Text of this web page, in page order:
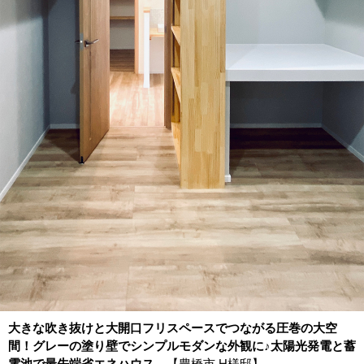
大きな吹き抜けと大開口フリスペースでつながる圧巻の大空
間！グレーの塗り壁でシンプルモダンな外観に♪太陽光発電と蓄